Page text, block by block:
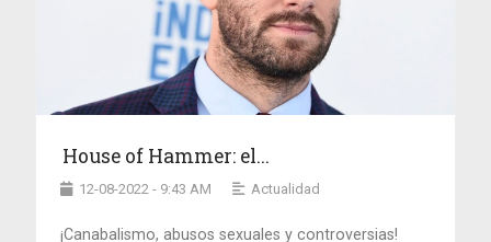
House of Hammer: el...
12-08-2022 - 9:43 AM Actualidad
¡Canabalismo, abusos sexuales y controversias!